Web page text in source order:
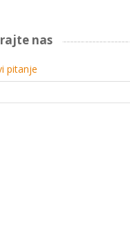
nas
pitanje